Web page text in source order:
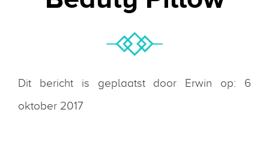
Dit bericht is geplaatst door Erwin op: 6
oktober 2017